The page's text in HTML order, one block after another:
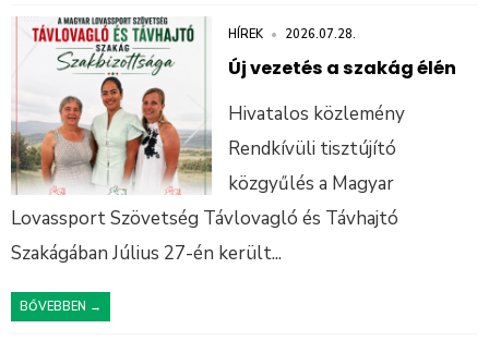
HÍREK • 2026.07.28.
Új vezetés a szakág élén
Hivatalos közlemény
Rendkívüli tisztújító
közgyűlés a Magyar
Lovassport Szövetség Távlovagló és Távhajtó
Szakágában Július 27-én került...
BŐVEBBEN →